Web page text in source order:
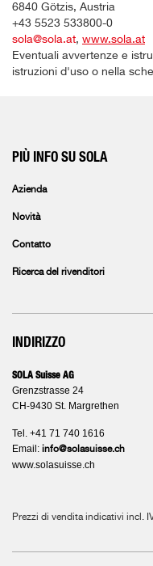
6840 Götzis, Austria
+43 5523 533800-0
sola@sola.at, www.sola.at
Eventuali avvertenze e
istruzioni d'uso o nella
PIÙ INFO SU SOLA
Azienda
Novità
Contatto
Ricerca del rivenditori
INDIRIZZO
SOLA Suisse AG
Grenzstrasse 24
CH-9430 St. Margrethen
Tel. +41 71 740 1616
Email: info@solasuisse.ch
www.solasuisse.ch
Prezzi di vendita indicativi incl.